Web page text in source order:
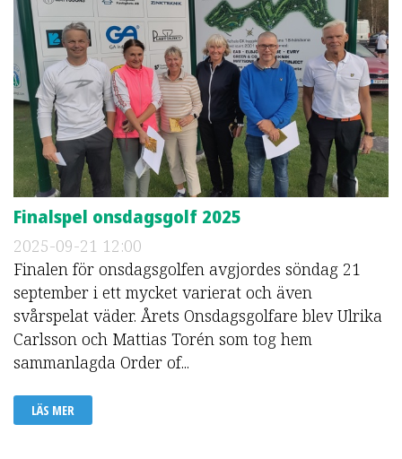
Finalspel onsdagsgolf 2025
2025-09-21 12:00
Finalen för onsdagsgolfen avgjordes söndag 21
september i ett mycket varierat och även
svårspelat väder. Årets Onsdagsgolfare blev Ulrika
Carlsson och Mattias Torén som tog hem
sammanlagda Order of...
LÄS MER